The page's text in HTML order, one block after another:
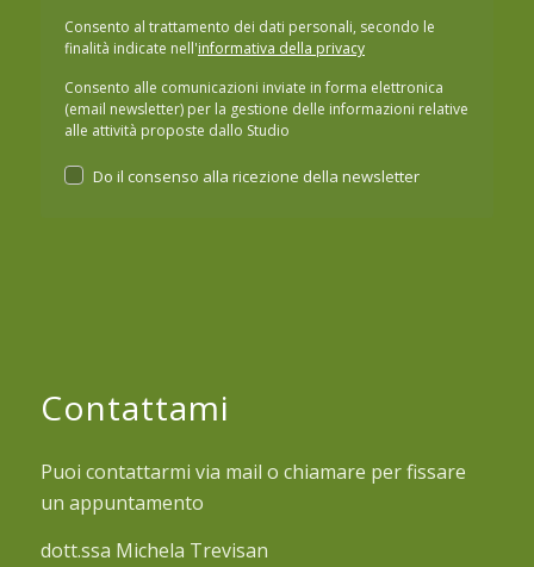
Consento al trattamento dei dati personali, secondo le
finalità indicate nell'informativa della privacy
Consento alle comunicazioni inviate in forma elettronica
(email newsletter) per la gestione delle informazioni relative
alle attività proposte dallo Studio
Do il consenso alla ricezione della newsletter
Contattami
Puoi contattarmi via mail o chiamare per fissare
un appuntamento
dott.ssa Michela Trevisan